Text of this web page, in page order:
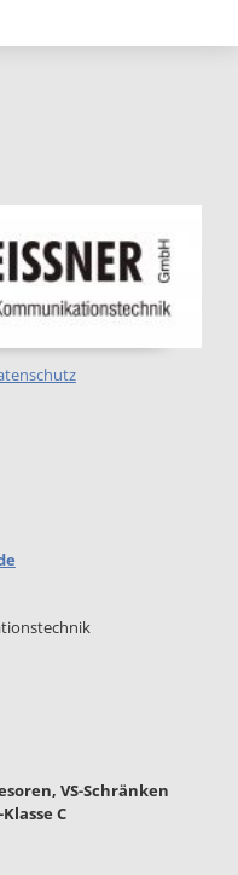
VS-Schränken
C